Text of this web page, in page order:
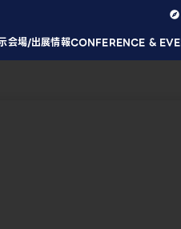
会場/出展情報CONFERENCE &